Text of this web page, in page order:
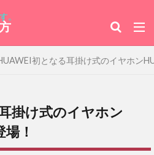
。
初となる耳掛け式のイヤホン
掛け式のイヤホン
！